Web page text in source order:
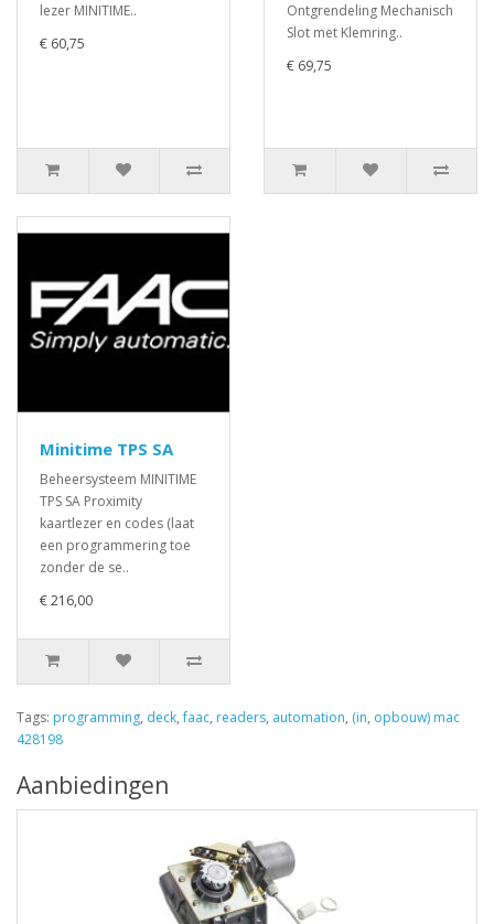
lezer MINITIME..
€ 60,75
Ontgrendeling Mechanisch
Slot met Klemring..
€ 69,75
Minitime TPS SA
Beheersysteem MINITIME
TPS SA Proximity
kaartlezer en codes (laat
een programmering toe
zonder de se..
€ 216,00
Tags: programming, deck,faac, readers, automation, (in, opbouw) mac
428198
Aanbiedingen